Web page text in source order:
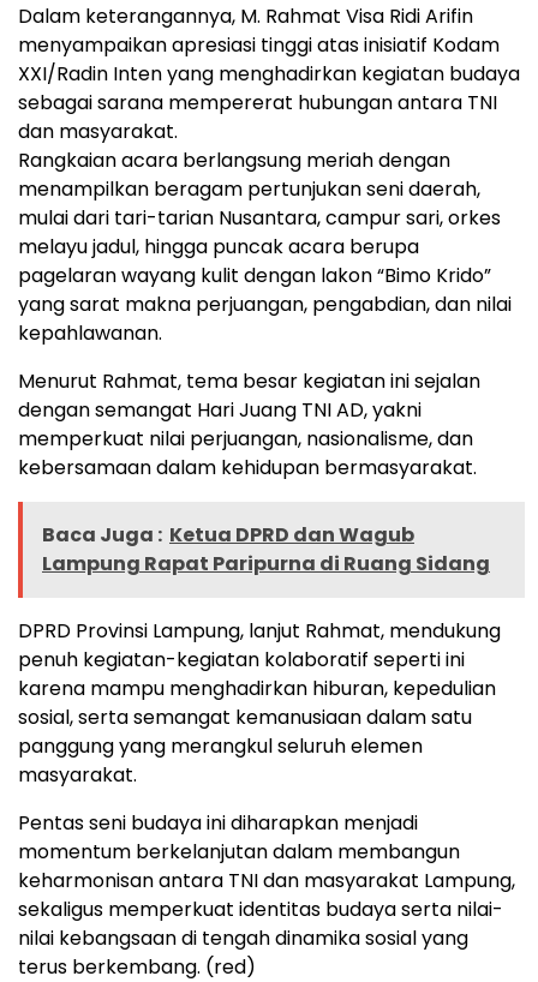
Dalam keterangannya, M. Rahmat Visa Ridi Arifin
menyampaikan apresiasi tinggi atas inisiatif Kodam
XXI/Radin Inten yang menghadirkan kegiatan budaya
sebagai sarana mempererat hubungan antara TNI
dan masyarakat.
Rangkaian acara berlangsung meriah dengan
menampilkan beragam pertunjukan seni daerah,
mulai dari tari-tarian Nusantara, campur sari, orkes
melayu jadul, hingga puncak acara berupa
pagelaran wayang kulit dengan lakon “Bimo Krido”
yang sarat makna perjuangan, pengabdian, dan nilai
kepahlawanan.
Menurut Rahmat, tema besar kegiatan ini sejalan
dengan semangat Hari Juang TNI AD, yakni
memperkuat nilai perjuangan, nasionalisme, dan
kebersamaan dalam kehidupan bermasyarakat.
Baca Juga : Ketua DPRD dan Wagub
Lampung Rapat Paripurna di Ruang Sidang
DPRD Provinsi Lampung, lanjut Rahmat, mendukung
penuh kegiatan-kegiatan kolaboratif seperti ini
karena mampu menghadirkan hiburan, kepedulian
sosial, serta semangat kemanusiaan dalam satu
panggung yang merangkul seluruh elemen
masyarakat.
Pentas seni budaya ini diharapkan menjadi
momentum berkelanjutan dalam membangun
keharmonisan antara TNI dan masyarakat Lampung,
sekaligus memperkuat identitas budaya serta nilai-
nilai kebangsaan di tengah dinamika sosial yang
terus berkembang. (red)